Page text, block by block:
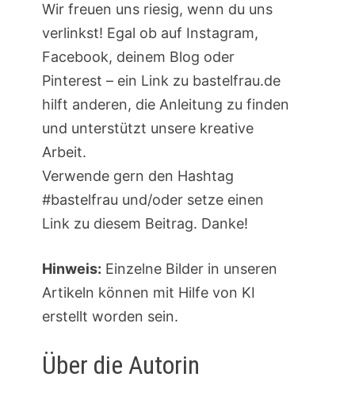
Wir freuen uns riesig, wenn du uns
verlinkst! Egal ob auf Instagram,
Facebook, deinem Blog oder
Pinterest – ein Link zu bastelfrau.de
hilft anderen, die Anleitung zu finden
und unterstützt unsere kreative
Arbeit.
Verwende gern den Hashtag
#bastelfrau und/oder setze einen
Link zu diesem Beitrag. Danke!
Hinweis: Einzelne Bilder in unseren
Artikeln können mit Hilfe von KI
erstellt worden sein.
Über die Autorin